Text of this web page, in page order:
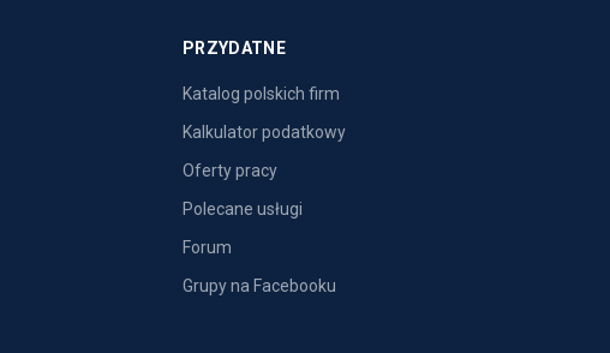
PRZYDATNE
Katalog polskich firm
Kalkulator podatkowy
Oferty pracy
Polecane usługi
Forum
Grupy na Facebooku